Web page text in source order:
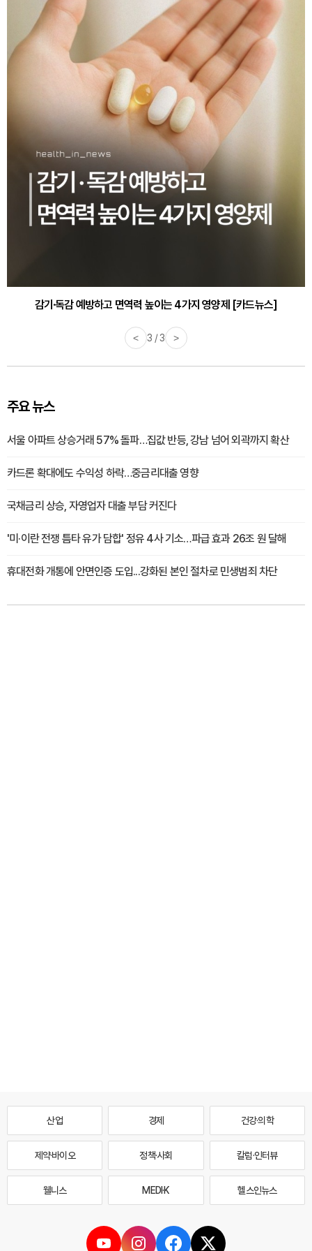
감기·독감 예방하고 면역력 높이는 4가지 영양제 [카드뉴스]
< 3 / 3 >
주요 뉴스
서울 아파트 상승거래 57% 돌파…집값 반등, 강남 넘어 외곽까지 확산
카드론 확대에도 수익성 하락…중금리대출 영향
국채금리 상승, 자영업자 대출 부담 커진다
'미·이란 전쟁 틈타 유가 담합' 정유 4사 기소…파급 효과 26조 원 달해
휴대전화 개통에 안면인증 도입...강화된 본인 절차로 민생범죄 차단
산업 경제 건강·의학
제약·바이오 정책·사회 칼럼·인터뷰
웰니스 MEDI·K 헬스인뉴스